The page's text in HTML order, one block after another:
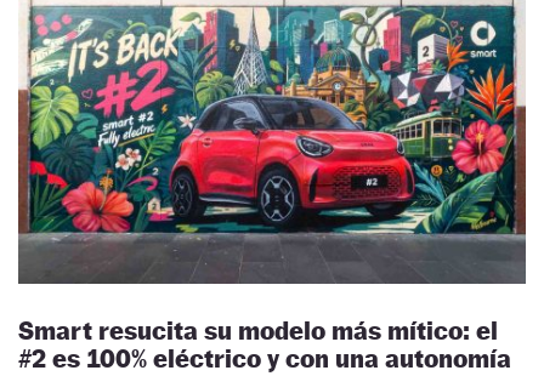
Smart resucita su modelo más mítico: el
#2 es 100% eléctrico y con una autonomía